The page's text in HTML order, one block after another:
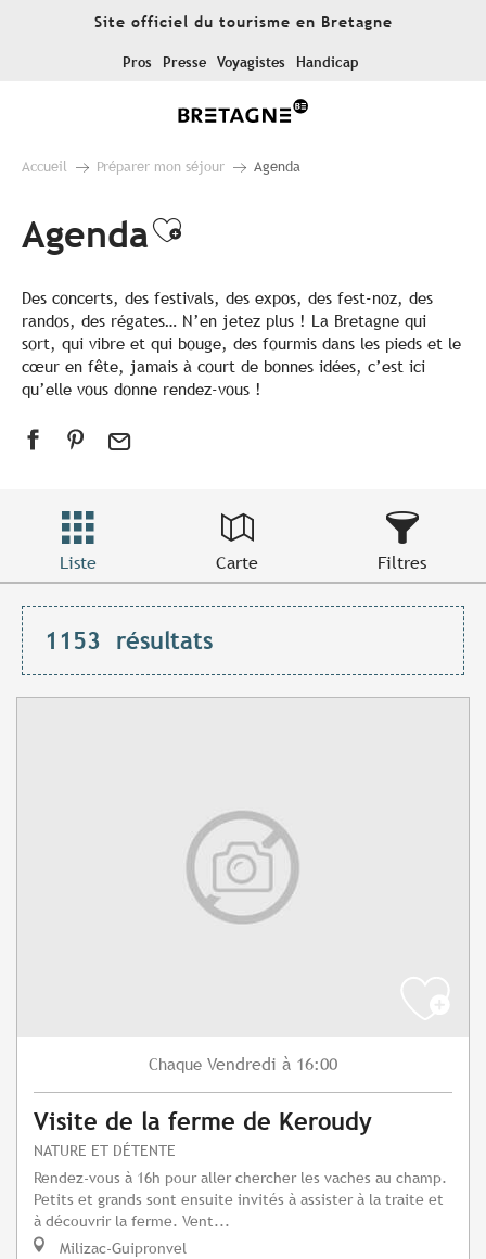
Site officiel du tourisme en Bretagne
Pros Presse Voyagistes Handicap
Accueil Préparer mon séjour Agenda
AgendaAjouter aux favoris
Des concerts, des festivals, des expos, des fest-noz, des
randos, des régates… N’en jetez plus ! La Bretagne qui
sort, qui vibre et qui bouge, des fourmis dans les pieds et le
cœur en fête, jamais à court de bonnes idées, c’est ici
qu’elle vous donne rendez-vous !
Liste Carte Filtres
1153 résultats
Chaque Vendredi à 16:00
Visite de la ferme de Keroudy
NATURE ET DÉTENTE
Rendez-vous à 16h pour aller chercher les vaches au champ.
Petits et grands sont ensuite invités à assister à la traite et
à découvrir la ferme. Vent...
Milizac-Guipronvel